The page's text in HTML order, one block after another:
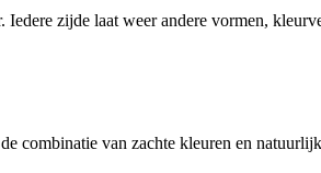
zijde laat weer andere vormen,
van zachte kleuren en